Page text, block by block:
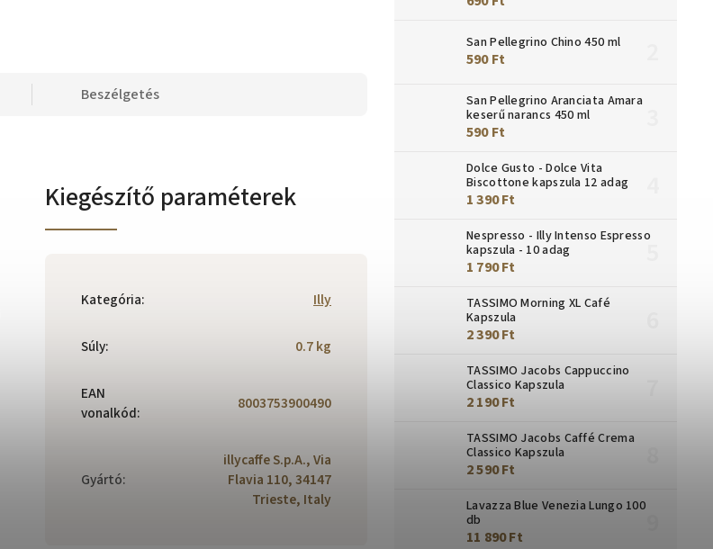
San Pellegrino Chino 450 ml
590 Ft
San Pellegrino Aranciata Amara
keserű narancs 450 ml
590 Ft
Dolce Gusto - Dolce Vita
Biscottone kapszula 12 adag
1 390 Ft
Nespresso - Illy Intenso Espresso
kapszula - 10 adag
1 790 Ft
TASSIMO Morning XL Café
Kapszula
2 390 Ft
TASSIMO Jacobs Cappuccino
Classico Kapszula
2 190 Ft
TASSIMO Jacobs Caffé Crema
Classico Kapszula
2 590 Ft
Lavazza Blue Venezia Lungo 100
db
11 890 Ft
Beszélgetés
Kiegészítő paraméterek
Kategória: Illy
Súly: 0.7 kg
EAN
vonalkód: 8003753900490
Gyártó:
illycaffe S.p.A., Via
Flavia 110, 34147
Trieste, Italy